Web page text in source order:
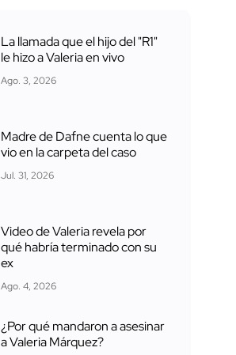
La llamada que el hijo del "R1"
le hizo a Valeria en vivo
Ago. 3, 2026
Madre de Dafne cuenta lo que
vio en la carpeta del caso
Jul. 31, 2026
Video de Valeria revela por
qué habría terminado con su
ex
Ago. 4, 2026
¿Por qué mandaron a asesinar
a Valeria Márquez?